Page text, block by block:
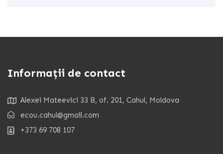
Informații de contact
Alexei Mateevici 33 B, of. 201, Cahul, Moldova
ecou.cahul@gmail.com
+373 69 708 107